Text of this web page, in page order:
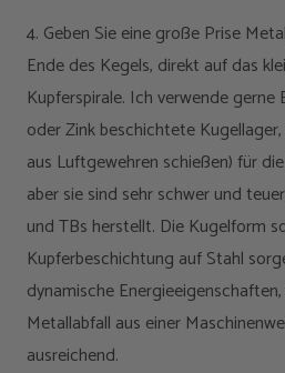
4. Geben Sie eine große Prise
Ende des Kegels, direkt auf das
Kupferspirale. Ich verwende gerne
oder Zink beschichtete
aus Luftgewehren schießen) für
aber sie sind sehr schwer und
und TBs herstellt. Die Kugelform
Kupferbeschichtung auf Stahl
dynamische
Metallabfall aus einer
ausreichend.